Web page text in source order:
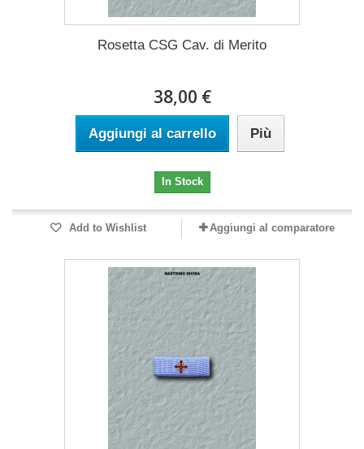
Rosetta CSG Cav. di Merito
38,00 €
Aggiungi al carrello Più
In Stock
Add to Wishlist Aggiungi al comparatore